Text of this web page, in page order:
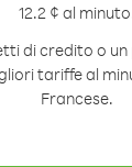
12.2 ¢ al
di credito o
tariffe al
Francese.